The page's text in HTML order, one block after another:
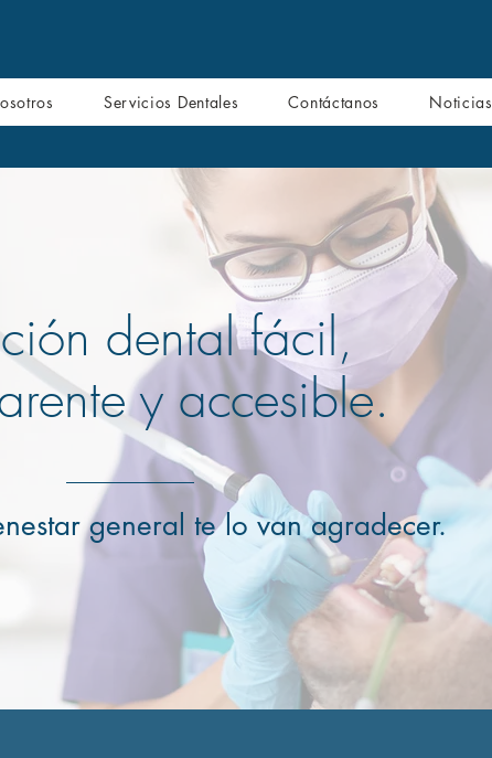
Servicios Dentales Contáctanos Noticias
dental fácil,
y accesible.
general te lo van agradecer.